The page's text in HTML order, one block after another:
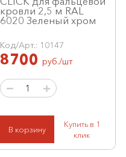
кровли 2,5 м RAL
6020 Зеленый хром
Код/Арт.: 10147
8700 руб./шт
В корзину
Купить в 1
клик